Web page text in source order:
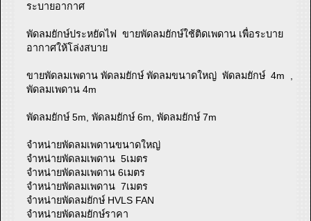
ระบายอากาศ
พัดลมยักษ์ประหยัดไฟ ขายพัดลมยักษ์ใช้ติดเพดาน เพื่อระบาย
อากาศให้โล่งสบาย
ขายพัดลมเพดาน พัดลมยักษ์ พัดลมขนาดใหญ่ พัดลมยักษ์ 4m ,
พัดลมเพดาน 4m
พัดลมยักษ์ 5m, พัดลมยักษ์ 6m, พัดลมยักษ์ 7m
จำหน่ายพัดลมเพดานขนาดใหญ่
จำหน่ายพัดลมเพดาน 5เมตร
จำหน่ายพัดลมเพดาน 6เมตร
จำหน่ายพัดลมเพดาน 7เมตร
จำหน่ายพัดลมยักษ์ HVLS FAN
จำหน่ายพัดลมยักษ์ราคา